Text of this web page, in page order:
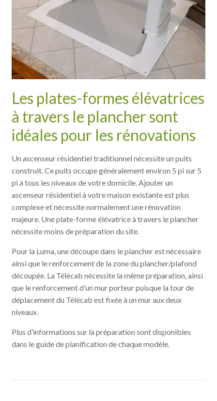
Les plates-formes élévatrices
à travers le plancher sont
idéales pour les rénovations
Un ascenseur résidentiel traditionnel nécessite un puits
construit. Ce puits occupe généralement environ 5 pi sur 5
pi à tous les niveaux de votre domicile. Ajouter un
ascenseur résidentiel à votre maison existante est plus
complexe et nécessite normalement une rénovation
majeure. Une plate-forme élévatrice à travers le plancher
nécessite moins de préparation du site.
Pour la Luma, une découpe dans le plancher est nécessaire
ainsi que le renforcement de la zone du plancher/plafond
découpée. La Télécab nécessite la même préparation, ainsi
que le renforcement d’un mur porteur puisque la tour de
déplacement du Télécab est fixée à un mur aux deux
niveaux.
Plus d’informations sur la préparation sont disponibles
dans le guide de planification de chaque modèle.